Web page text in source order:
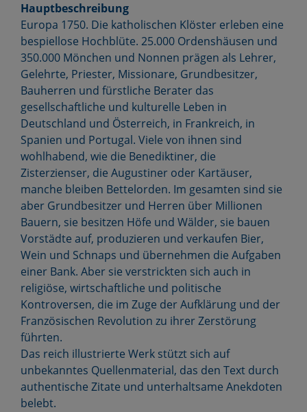
Hauptbeschreibung
Europa 1750. Die katholischen Klöster erleben eine
bespiellose Hochblüte. 25.000 Ordenshäusen und
350.000 Mönchen und Nonnen prägen als Lehrer,
Gelehrte, Priester, Missionare, Grundbesitzer,
Bauherren und fürstliche Berater das
gesellschaftliche und kulturelle Leben in
Deutschland und Österreich, in Frankreich, in
Spanien und Portugal. Viele von ihnen sind
wohlhabend, wie die Benediktiner, die
Zisterzienser, die Augustiner oder Kartäuser,
manche bleiben Bettelorden. Im gesamten sind sie
aber Grundbesitzer und Herren über Millionen
Bauern, sie besitzen Höfe und Wälder, sie bauen
Vorstädte auf, produzieren und verkaufen Bier,
Wein und Schnaps und übernehmen die Aufgaben
einer Bank. Aber sie verstrickten sich auch in
religiöse, wirtschaftliche und politische
Kontroversen, die im Zuge der Aufklärung und der
Französischen Revolution zu ihrer Zerstörung
führten.
Das reich illustrierte Werk stützt sich auf
unbekanntes Quellenmaterial, das den Text durch
authentische Zitate und unterhaltsame Anekdoten
belebt.